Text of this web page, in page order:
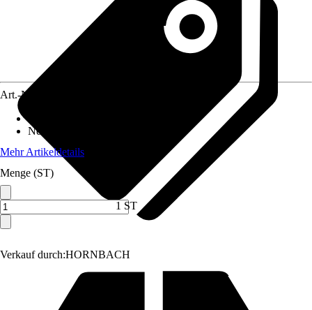
Verkauf durch:HORNBACH
Art.-Nr.
Nennaufnahmeleistung
Mehr Artikeldetails
Menge (ST)
1 ST